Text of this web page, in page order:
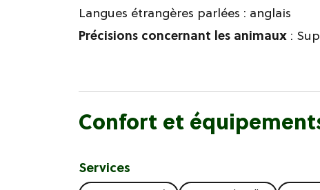
Langues étrangères parlées : anglais
Précisions concernant les animaux :
Confort et
Services